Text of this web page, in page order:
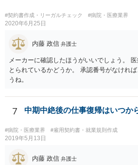
#契約書作成・リーガルチェック #病院・医療業界
2020年6月25日
内藤 政信 弁護士
メーカーに確認したほうがいいでしょう。
とられているかどうか。 承認番号がなけれ
うね。
7 中期中絶後の仕事復帰はいつか
#病院・医療業界 #雇用契約書・就業規則作成
2019年5月13日
内藤 政信 弁護士